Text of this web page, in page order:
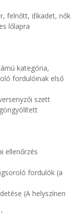
felnőtt, ifi, kadet, nők
lőlapra
kategória,
fordulóinak első
szett
ellenőrzés
fordulók (a
(A helyszínen